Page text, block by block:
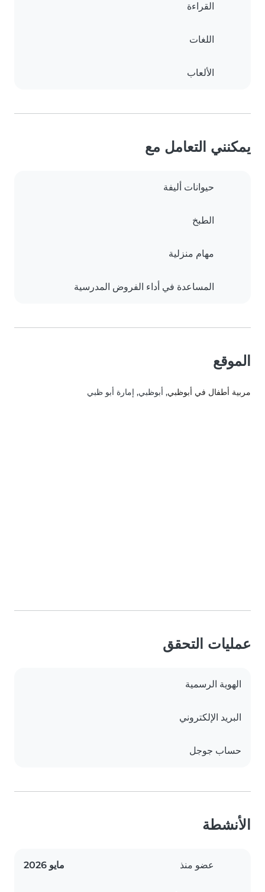
القراءة
اللغات
الألعاب
يمكنني التعامل مع
حيوانات أليفة
الطبخ
مهام منزلية
المساعدة في أداء الفروض المدرسية
الموقع
مربية أطفال في أبوظبي, أبوظبي, إمارة أبو ظبي
عمليات التحقق
الهوية الرسمية
البريد الإلكتروني
حساب جوجل
الأنشطة
عضو منذ مايو 2026